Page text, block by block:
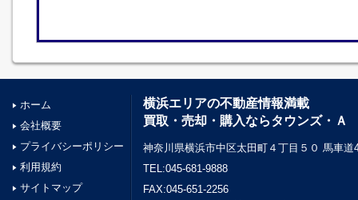
ホーム
会社概要
プライバシーポリシー
利用規約
サイトマップ
横浜エリアの不動産情報満載
買取・売却・購入ならタウンズ・Ａ
神奈川県横浜市中区太田町４丁目５０ 馬車道
TEL:045-681-9888
FAX:045-651-2256